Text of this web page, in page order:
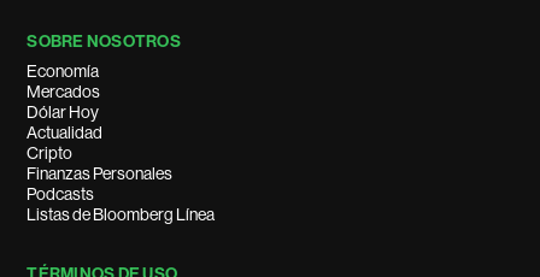
SOBRE NOSOTROS
Economía
Mercados
Dólar Hoy
Actualidad
Cripto
Finanzas Personales
Podcasts
Listas de Bloomberg Línea